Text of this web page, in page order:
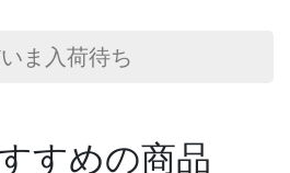
ま入荷待ち
すめの商品